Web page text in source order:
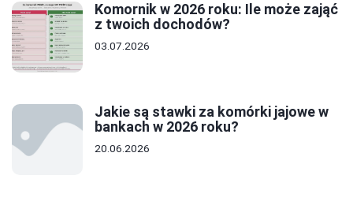
Komornik w 2026 roku: Ile może zająć
z twoich dochodów?
03.07.2026
Jakie są stawki za komórki jajowe w
bankach w 2026 roku?
20.06.2026